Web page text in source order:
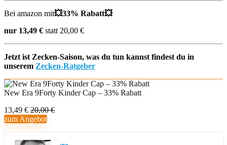
Bei amazon mit💥33% Rabatt💥
nur 13,49 € statt 20,00 €
Jetzt ist Zecken-Saison, was du tun kannst findest du in
unserem Zecken-Ratgeber
New Era 9Forty Kinder Cap – 33% Rabatt
13,49 € 20,00 €
zum Angebot